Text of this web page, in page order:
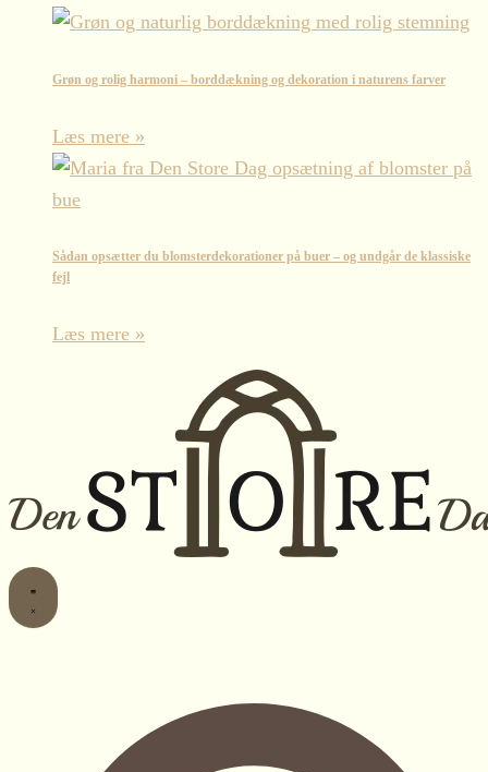
Grøn og rolig harmoni – borddækning og dekoration i naturens farver
Læs mere »
Sådan opsætter du blomsterdekorationer på buer – og undgår de klassiske
fejl
Læs mere »